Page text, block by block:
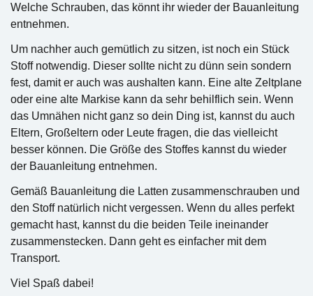
Welche Schrauben, das könnt ihr wieder der Bauanleitung
entnehmen.
Um nachher auch gemütlich zu sitzen, ist noch ein Stück
Stoff notwendig. Dieser sollte nicht zu dünn sein sondern
fest, damit er auch was aushalten kann. Eine alte Zeltplane
oder eine alte Markise kann da sehr behilflich sein. Wenn
das Umnähen nicht ganz so dein Ding ist, kannst du auch
Eltern, Großeltern oder Leute fragen, die das vielleicht
besser können. Die Größe des Stoffes kannst du wieder
der Bauanleitung entnehmen.
Gemäß Bauanleitung die Latten zusammenschrauben und
den Stoff natürlich nicht vergessen. Wenn du alles perfekt
gemacht hast, kannst du die beiden Teile ineinander
zusammenstecken. Dann geht es einfacher mit dem
Transport.
Viel Spaß dabei!